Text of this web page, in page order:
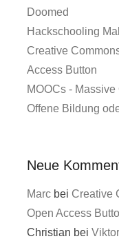
Doomed
Hackschooling
Creative
Access Button
MOOCs -
Offene Bildung
Neue
Marc bei Creative
Open Access
Christian bei